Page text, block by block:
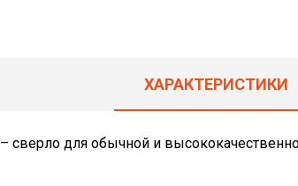
ХАРАКТЕРИСТИКИ
– сверло для обычной и